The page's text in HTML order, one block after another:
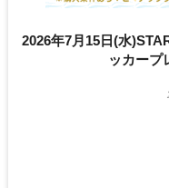
2026年7月15日(水
ッカープ